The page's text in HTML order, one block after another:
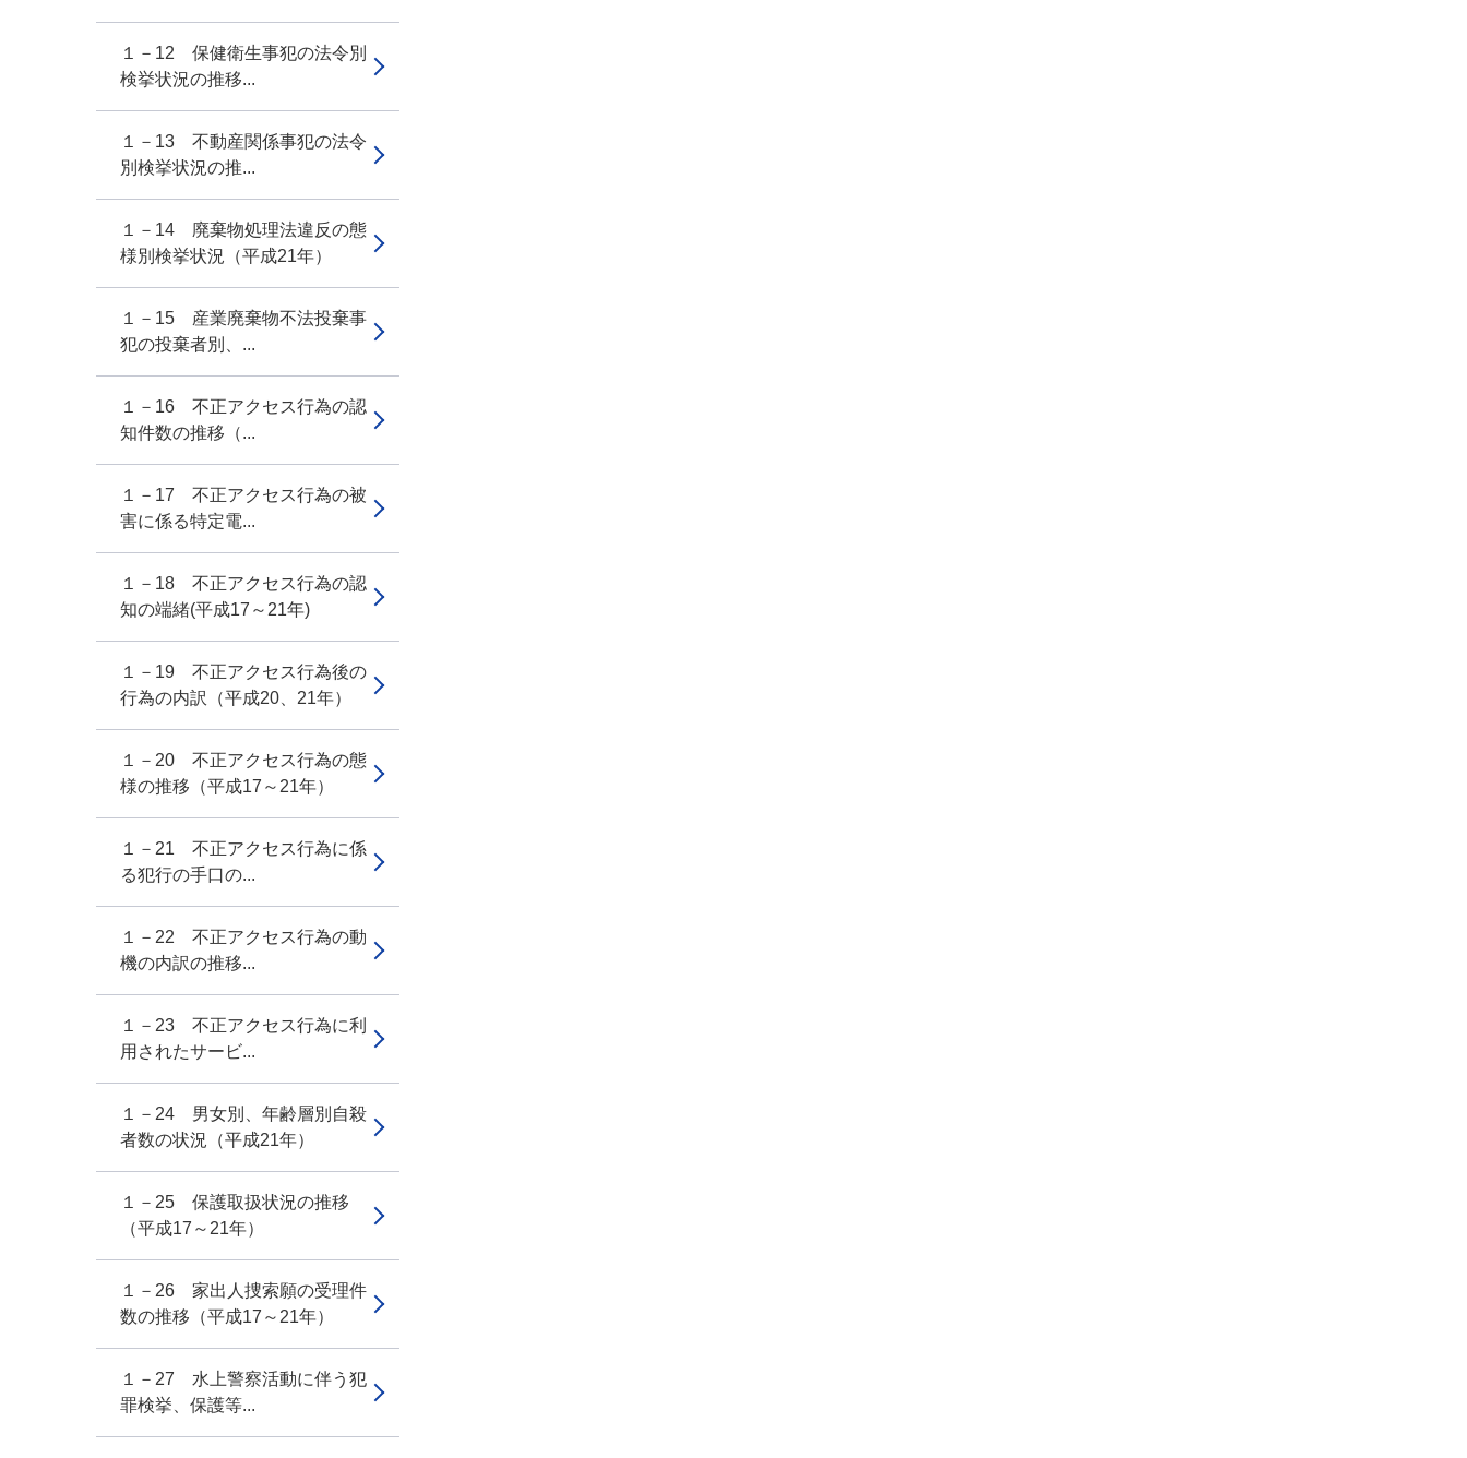
１－12 保健衛生事犯の法令別
検挙状況の推移...
１－13 不動産関係事犯の法令
別検挙状況の推...
１－14 廃棄物処理法違反の態
様別検挙状況（平成21年）
１－15 産業廃棄物不法投棄事
犯の投棄者別、...
１－16 不正アクセス行為の認
知件数の推移（...
１－17 不正アクセス行為の被
害に係る特定電...
１－18 不正アクセス行為の認
知の端緒(平成17～21年)
１－19 不正アクセス行為後の
行為の内訳（平成20、21年）
１－20 不正アクセス行為の態
様の推移（平成17～21年）
１－21 不正アクセス行為に係
る犯行の手口の...
１－22 不正アクセス行為の動
機の内訳の推移...
１－23 不正アクセス行為に利
用されたサービ...
１－24 男女別、年齢層別自殺
者数の状況（平成21年）
１－25 保護取扱状況の推移
（平成17～21年）
１－26 家出人捜索願の受理件
数の推移（平成17～21年）
１－27 水上警察活動に伴う犯
罪検挙、保護等...